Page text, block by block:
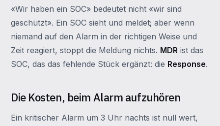
«Wir haben ein SOC» bedeutet nicht «wir sind
geschützt». Ein SOC sieht und meldet; aber wenn
niemand auf den Alarm in der richtigen Weise und
Zeit reagiert, stoppt die Meldung nichts. MDR ist das
SOC, das das fehlende Stück ergänzt: die Response.
Die Kosten, beim Alarm aufzuhören
Ein kritischer Alarm um 3 Uhr nachts ist null wert,